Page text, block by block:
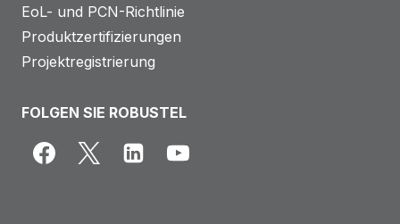
EoL- und PCN-Richtlinie
Produktzertifizierungen
Projektregistrierung
FOLGEN SIE ROBUSTEL